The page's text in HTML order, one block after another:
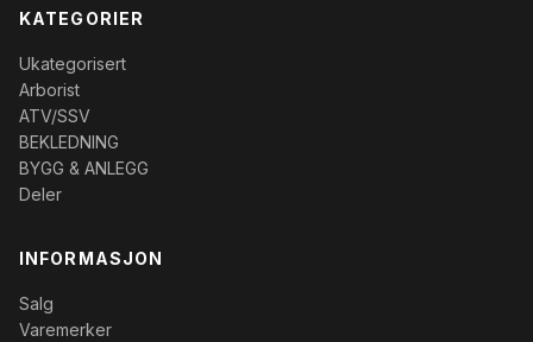
KATEGORIER
Ukategorisert
Arborist
ATV/SSV
BEKLEDNING
BYGG & ANLEGG
Deler
INFORMASJON
Salg
Varemerker